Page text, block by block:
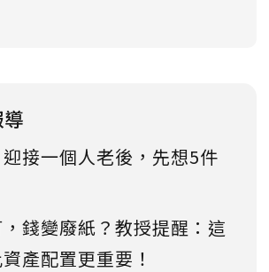
接一個人老後，先想5件
錢變廢紙？教授提醒：這
產配置更重要！